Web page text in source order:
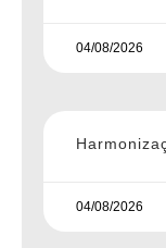
04/08/2026
04/08/2026